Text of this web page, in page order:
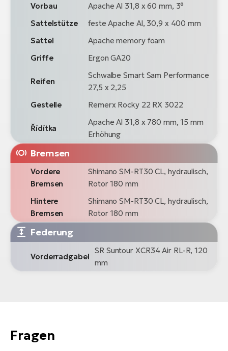
Vorbau
Apache Al 31,8 x 60 mm, 3°
Sattelstütze
feste Apache Al, 30,9 x 400 mm
Sattel
Apache memory foam
Griffe
Ergon GA20
Reifen
Schwalbe Smart Sam Performance
27,5 x 2,25
Gestelle
Remerx Rocky 22 RX 3022
Řídítka
Apache Al 31,8 x 780 mm, 15 mm
Erhöhung
Bremsen
Vordere
Bremsen
Shimano SM-RT30 CL, hydraulisch,
Rotor 180 mm
Hintere
Bremsen
Shimano SM-RT30 CL, hydraulisch,
Rotor 180 mm
Federung
Vorderradgabel
SR Suntour XCR34 Air RL-R, 120
mm
Fragen